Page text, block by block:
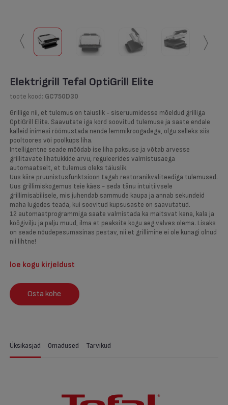
〱 〱
Elektrigrill Tefal OptiGrill Elite
toote kood: GC750D30
Grillige nii, et tulemus on täiuslik - siseruumidesse mõeldud grilliga
OptiGrill Elite. Saavutate iga kord soovitud tulemuse ja saate endale
kalleid inimesi rõõmustada nende lemmikroogadega, olgu selleks siis
pooltoores või poolküps liha.
Intelligentne seade mõõdab ise liha paksuse ja võtab arvesse
grillitavate lihatükkide arvu, reguleerides valmistusaega
automaatselt, et tulemus oleks täiuslik.
Uus kiire pruunistusfunktsioon tagab restoranikvaliteediga tulemused.
Uus grillimiskogemus teie käes - seda tänu intuitiivsele
grillimisabilisele, mis juhendab sammude kaupa ja annab sekundeid
maha lugedes teada, kui soovitud küpsusaste on saavutatud.
12 automaatprogrammiga saate valmistada ka maitsvat kana, kala ja
köögivilju ja palju muud, ilma et peaksite kogu aeg valves olema. Lisaks
on seade nõudepesumasinas pestav, nii et grillimine ei ole kunagi olnud
nii lihtne!
loe kogu kirjeldust
Osta kohe
Üksikasjad Omadused Tarvikud